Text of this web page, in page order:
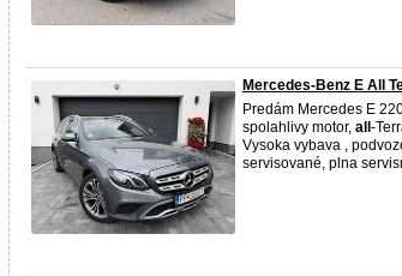
Mercedes-Benz E All
Predám Mercedes E
spolahlivy motor, all -
Vysoka vybava ,
servisované, plna